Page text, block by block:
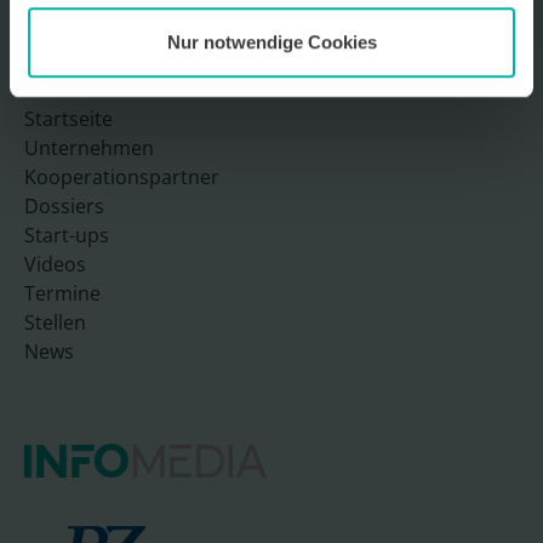
Nur notwendige Cookies
Sitemap
Startseite
Unternehmen
Kooperationspartner
Dossiers
Start-ups
Videos
Termine
Stellen
News